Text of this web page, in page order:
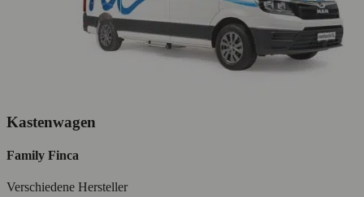
Kastenwagen
Family Finca
Verschiedene Hersteller